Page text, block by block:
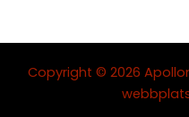
Copyright © 2026